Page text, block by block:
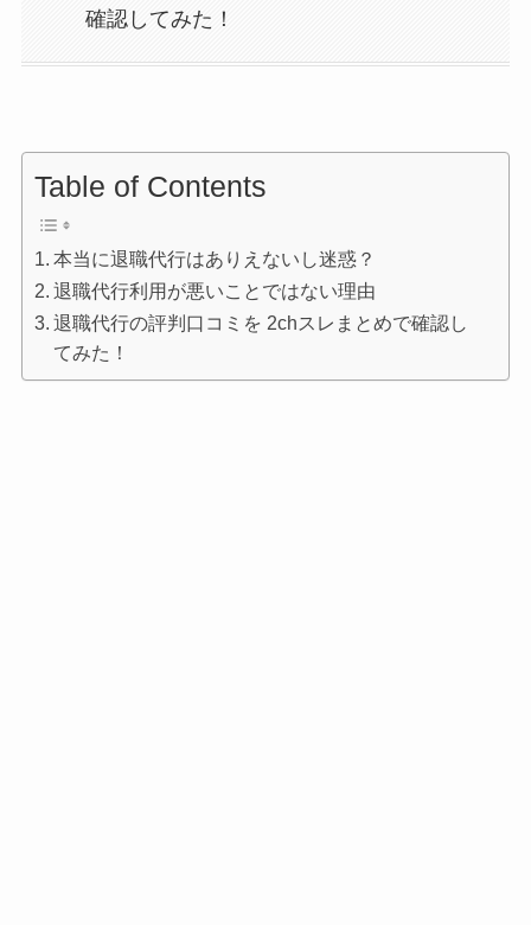
確認してみた！
Table of Contents
本当に退職代行はありえないし迷惑？
退職代行利用が悪いことではない理由
退職代行の評判口コミを 2chスレまとめで確認し
てみた！